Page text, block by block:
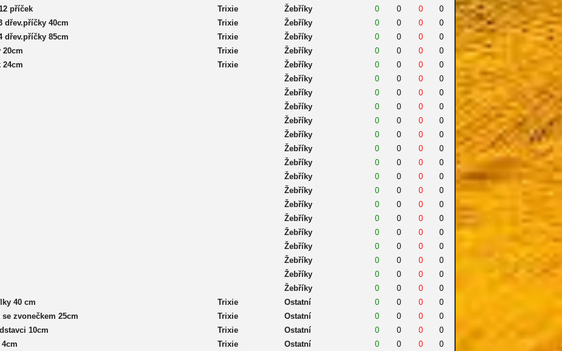
příček
Trixie Žebříky 0 0 0
0
dřev.příčky 40cm
Trixie Žebříky 0 0 0
0
dřev.příčky 85cm
Trixie Žebříky 0 0 0
0
20cm
Trixie Žebříky 0 0 0
0
24cm
Trixie Žebříky 0 0 0
0
Žebříky 0 0 0
0
Žebříky 0 0 0
0
Žebříky 0 0 0
0
Žebříky 0 0 0
0
Žebříky 0 0 0
0
Žebříky 0 0 0
0
Žebříky 0 0 0
0
Žebříky 0 0 0
0
Žebříky 0 0 0
0
Žebříky 0 0 0
0
Žebříky 0 0 0
0
Žebříky 0 0 0
0
Žebříky 0 0 0
0
Žebříky 0 0 0
0
Žebříky 0 0 0
0
Žebříky 0 0 0
0
40 cm
Trixie Ostatní 0 0 0
0
zvonečkem 25cm
Trixie Ostatní 0 0 0
0
10cm
Trixie Ostatní 0 0 0
0
Trixie Ostatní 0 0 0
0